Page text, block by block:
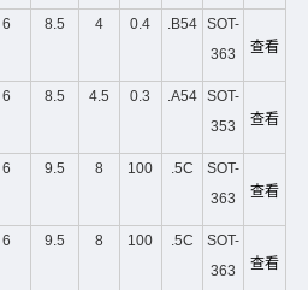
6 8.5 4 0.4 .B54
SOT-
363
查看
6 8.5 4.5 0.3 .A54
SOT-
353
查看
6 9.5 8 100 .5C
SOT-
363
查看
6 9.5 8 100 .5C
SOT-
363
查看